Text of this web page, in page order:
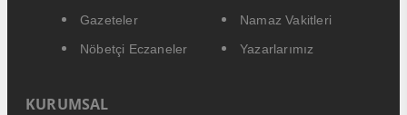
Gazeteler
Namaz Vakitleri
Nöbetçi Eczaneler
Yazarlarımız
KURUMSAL